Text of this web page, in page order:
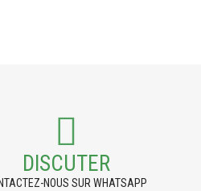
DISCUTER
NOUS SUR WHATSAPP